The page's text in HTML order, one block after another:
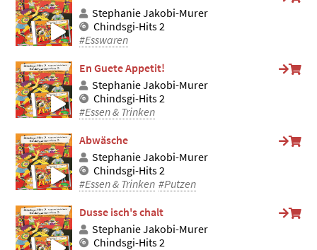
Stephanie Jakobi-Murer
Chindsgi-Hits 2
#Esswaren
En Guete Appetit!
Stephanie Jakobi-Murer
Chindsgi-Hits 2
#Essen & Trinken
Abwäsche
Stephanie Jakobi-Murer
Chindsgi-Hits 2
#Essen & Trinken #Putzen
Dusse isch's chalt
Stephanie Jakobi-Murer
Chindsgi-Hits 2